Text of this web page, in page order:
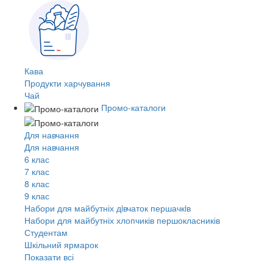
Кава
Продукти харчування
Чай
Промо-каталоги
Для навчання
Для навчання
6 клас
7 клас
8 клас
9 клас
Набори для майбутніх дiвчаток першачкiв
Набори для майбутніх хлопчиків першокласників
Студентам
Шкільний ярмарок
Показати всі